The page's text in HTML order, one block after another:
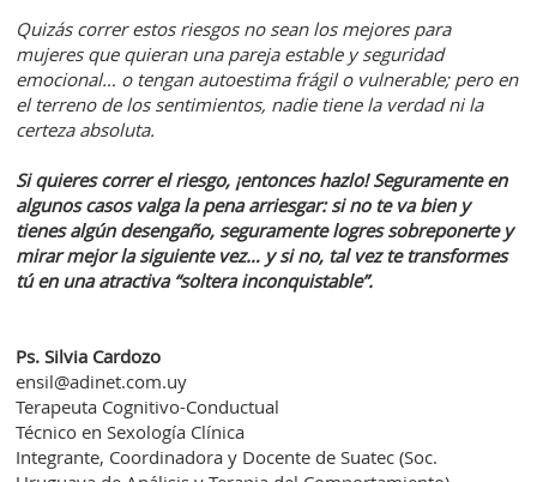
Quizás correr estos riesgos no sean los mejores para
mujeres que quieran una pareja estable y seguridad
emocional… o tengan autoestima frágil o vulnerable; pero en
el terreno de los sentimientos, nadie tiene la verdad ni la
certeza absoluta.
Si quieres correr el riesgo, ¡entonces hazlo! Seguramente en
algunos casos valga la pena arriesgar: si no te va bien y
tienes algún desengaño, seguramente logres sobreponerte y
mirar mejor la siguiente vez… y si no, tal vez te transformes
tú en una atractiva “soltera inconquistable”.
Ps. Silvia Cardozo
ensil@adinet.com.uy
Terapeuta Cognitivo-Conductual
Técnico en Sexología Clínica
Integrante, Coordinadora y Docente de Suatec (Soc.